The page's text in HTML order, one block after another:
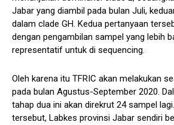
Jabar yang diambil pada bulan Juli,
dalam clade GH. Kedua pertanyaan
dengan pengambilan sampel yang lebih
representatif untuk di sequencing.
Oleh karena itu TFRIC akan melakukan
pada bulan Agustus-September 2020.
tahap dua ini akan direkrut 24 sampel
tersebut, Labkes provinsi Jabar sendiri